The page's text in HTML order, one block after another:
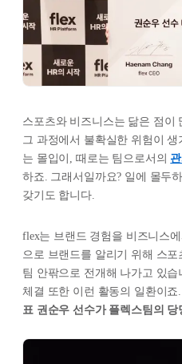
스포츠와 비즈니스는 닮은 점이
그 과정에서 불확실한 위험이
는 몰입이, 때로는 팀으로서의
하죠. 그래서일까요? 일에 몰두
갖기도 합니다.
flex는 브랜드 경험을 비즈니스
으로 브랜드를 알리기 위해 스
팀 안팎으로 전개해 나가고 있
체결 또한 이런 활동의 일환이
표 권순우 선수가 플렉스팀의 당